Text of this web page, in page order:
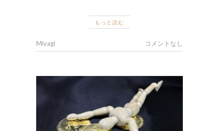
もっと読む
Miyagi コメントなし